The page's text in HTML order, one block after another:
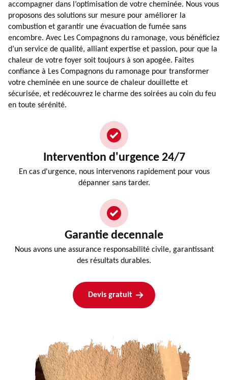
accompagner dans l’optimisation de votre cheminée. Nous vous
proposons des solutions sur mesure pour améliorer la
combustion et garantir une évacuation de fumée sans
encombre. Avec Les Compagnons du ramonage, vous bénéficiez
d’un service de qualité, alliant expertise et passion, pour que la
chaleur de votre foyer soit toujours à son apogée. Faites
confiance à Les Compagnons du ramonage pour transformer
votre cheminée en une source de chaleur douillette et
sécurisée, et redécouvrez le charme des soirées au coin du feu
en toute sérénité.
Intervention d'urgence 24/7
En cas d'urgence, nous intervenons rapidement pour vous
dépanner sans tarder.
Garantie decennale
Nous avons une assurance responsabilité civile, garantissant
des résultats durables.
Devis gratuit